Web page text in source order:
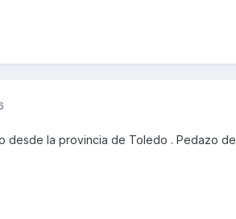
desde la provincia de Toledo . Pedazo de